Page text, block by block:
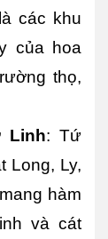
các khu
của hoa
thọ,
Linh: Tứ
Long, Ly,
hàm
và cát